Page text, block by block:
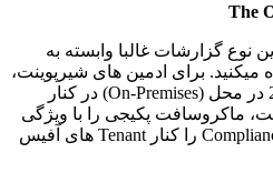
The
نوع گزارشات غالبا وابسته به
میکنید. برای ادمین های شیرپوینت،
حالا که میدانیم شیرپوینت 2016 در محل (On-Premises) در کنار
است، ماکروسافت پکیجی را با ویژگی
های نسبتا جدید با نام Compliance Center را کنار Tenant های آفیس